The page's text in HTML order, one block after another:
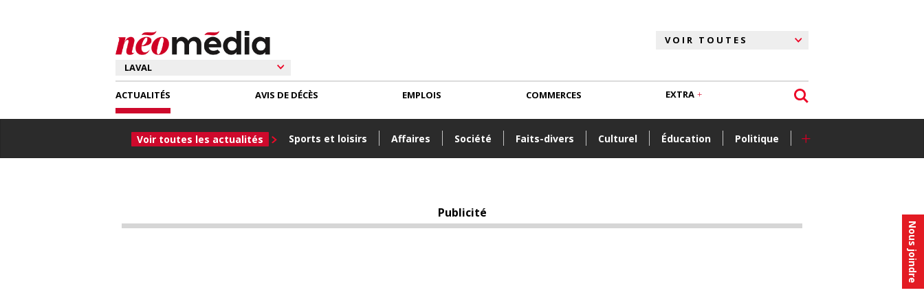
Nous joindre
ACTUALITÉS
Voir toutes les actualités Sports et loisirs Affaires Société Faits-divers Culturel Éducation Politique +
AVIS DE DÉCÈS EMPLOIS COMMERCES EXTRA
Publicité